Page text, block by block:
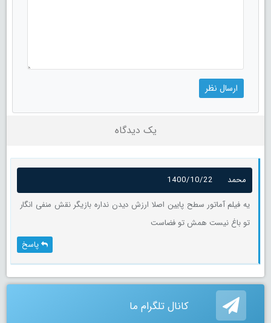
یک دیدگاه
محمد
1400/10/22
یه فیلم آماتور سطح پایین اصلا ارزش دیدن نداره بازیگر نقش منفی انگار
تو باغ نیست همش تو فضاست
پاسخ
کانال تلگرام ما